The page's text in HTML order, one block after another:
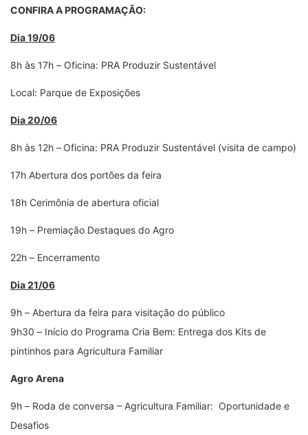
CONFIRA A PROGRAMAÇÃO:
Dia 19/06
8h às 17h – Oficina: PRA Produzir Sustentável
Local: Parque de Exposições
Dia 20/06
8h às 12h – Oficina: PRA Produzir Sustentável (visita de campo)
17h Abertura dos portões da feira
18h Cerimônia de abertura oficial
19h – Premiação Destaques do Agro
22h – Encerramento
Dia 21/06
9h – Abertura da feira para visitação do público
9h30 – Início do Programa Cria Bem: Entrega dos Kits de
pintinhos para Agricultura Familiar
Agro Arena
9h – Roda de conversa – Agricultura Familiar: Oportunidade e
Desafios